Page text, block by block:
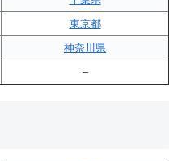
東京都
神奈川県
–